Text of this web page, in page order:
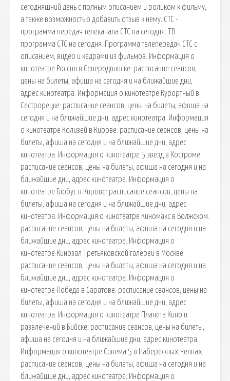
сегодняшний день с полным описанием и роликом к фильму,
а также возможностью добавить отзыв к нему. СТС -
программа передач телеканала СТС на сегодня. ТВ
программа СТС на сегодня. Программа телепередач СТС с
описанием, видео и кадрами из фильмов. Информация о
кинотеатре Россия в Северодвинске: расписание сеансов,
цены на билеты, афиша на сегодня и на ближайшие дни,
адрес кинотеатра. Информация о кинотеатре Курортный в
Сестрорецке: расписание сеансов, цены на билеты, афиша на
сегодня и на ближайшие дни, адрес кинотеатра. Информация
о кинотеатре Колизей в Кирове: расписание сеансов, цены на
билеты, афиша на сегодня и на ближайшие дни, адрес
кинотеатра. Информация о кинотеатре 5 звезд в Костроме:
расписание сеансов, цены на билеты, афиша на сегодня и на
ближайшие дни, адрес кинотеатра. Информация о
кинотеатре Глобус в Кирове: расписание сеансов, цены на
билеты, афиша на сегодня и на ближайшие дни, адрес
кинотеатра. Информация о кинотеатре Киномакс в Волжском:
расписание сеансов, цены на билеты, афиша на сегодня и на
ближайшие дни, адрес кинотеатра. Информация о
кинотеатре Кинозал Третьяковской галереи в Москве:
расписание сеансов, цены на билеты, афиша на сегодня и на
ближайшие дни, адрес кинотеатра. Информация о
кинотеатре Победа в Саратове: расписание сеансов, цены на
билеты, афиша на сегодня и на ближайшие дни, адрес
кинотеатра. Информация о кинотеатре Планета Кино и
развлечений в Бийске: расписание сеансов, цены на билеты,
афиша на сегодня и на ближайшие дни, адрес кинотеатра.
Информация о кинотеатре Синема 5 в Набережных Челнах:
расписание сеансов, цены на билеты, афиша на сегодня и на
ближайшие дни, адрес кинотеатра. Информация о